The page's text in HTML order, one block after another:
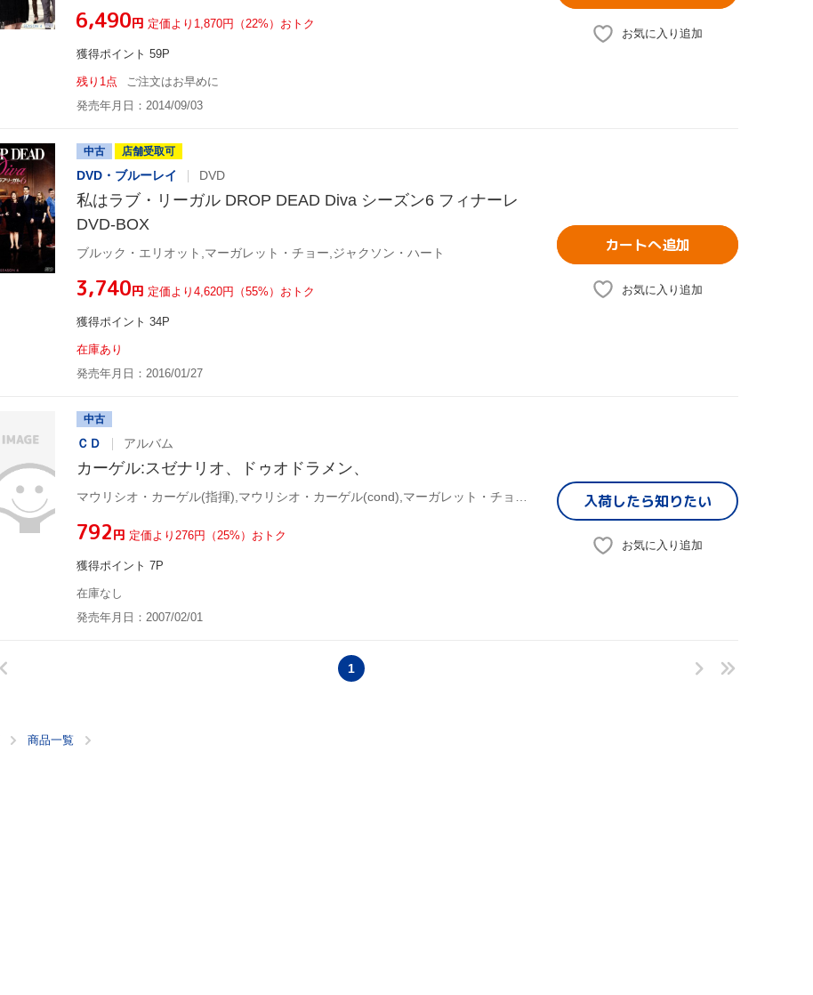
¥6,490円 定価より1,870円（22%）おトク
獲得ポイント 59P
残り1点
ご注文はお早めに
発売年月日：2014/09/03
お気に入り追加
中古 店舗受取可
DVD・ブルーレイ DVD
私はラブ・リーガル DROP DEAD Diva シーズン6 フィナーレ
DVD-BOX
ブルック・エリオット,マーガレット・チョー,ジャクソン・ハート
¥3,740円 定価より4,620円（55%）おトク
獲得ポイント 34P
在庫あり
発売年月日：2016/01/27
カートへ追加
お気に入り追加
中古
ＣＤ アルバム
カーゲル:スゼナリオ、ドゥオドラメン、
¥792円 定価より276円（25%）おトク
獲得ポイント 7P
在庫なし
発売年月日：2007/02/01
入荷したら知りたい
お気に入り追加
1
商品一覧